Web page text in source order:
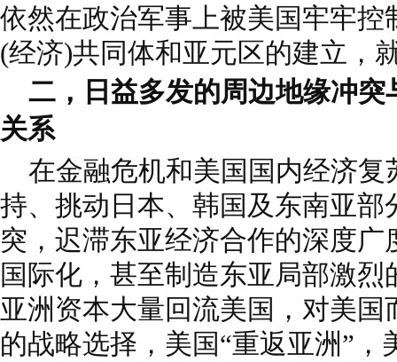
依然在政治军事上被美国牢牢控
(经济)共同体和亚元区的建立，
二，日益多发的周边地缘冲突
关系
在金融危机和美国国内经济复
持、挑动日本、韩国及东南亚部
突，迟滞东亚经济合作的深度
国际化，甚至制造东亚局部激
亚洲资本大量回流美国，对美
的战略选择，美国“重返亚洲”，